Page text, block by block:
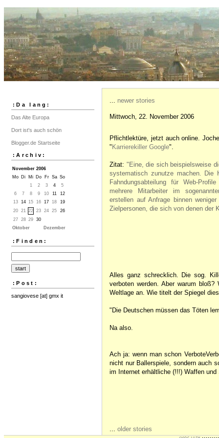
:Da lang:
Das Alte Europa
Dort ist's auch schön
Blogger.de Startseite
:Archiv:
November 2006
Mo Di Mi Do Fr Sa So
1
2 3 4
5
6
7 8 9 10 11
12
13
14 15 16 17 18
19
20
21 22 23 24 25
26
27
28 29 30
Oktober
Dezember
:Finden:
:Post:
sangiovese [at] gmx it
... newer stories
Mittwoch, 22. November 2006
Pflichtlektüre, jetzt auch online.
" Karrierekiller Google".
Zitat: "Eine, die sich beispielsweise
systematisch zunutze machen. Die
Fahndungsabteilung für Web-
mehrere Mitarbeiter im
erstellen auf Anfrage binnen
Zielpersonen, die sich von denen der
Alles ganz schrecklich. Die sog.
verboten werden. Aber warum
Weltlage an. Wie titelt der Spiegel
"Die Deutschen müssen das Töten
Na also.
Ach ja: wenn man schon
nicht nur Ballerspiele, sondern auch
im Internet erhältliche (!!!) Waffen
... older stories